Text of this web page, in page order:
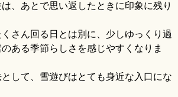
、あとで思い返したときに印象に残り
さん回る日とは別に、少しゆっくり過
ある季節らしさを感じやすくなりま
して、雪遊びはとても身近な入口にな